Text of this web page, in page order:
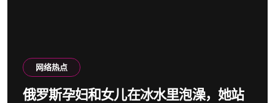
网络热点
俄罗斯孕妇和女儿在冰水里泡澡，她站